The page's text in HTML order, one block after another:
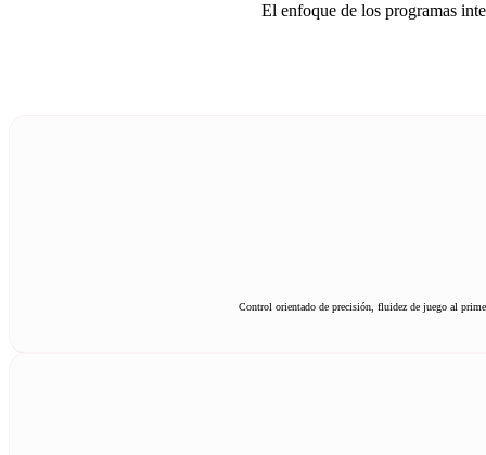
El enfoque de los programas
Control orientado de precisión, fluidez de juego al